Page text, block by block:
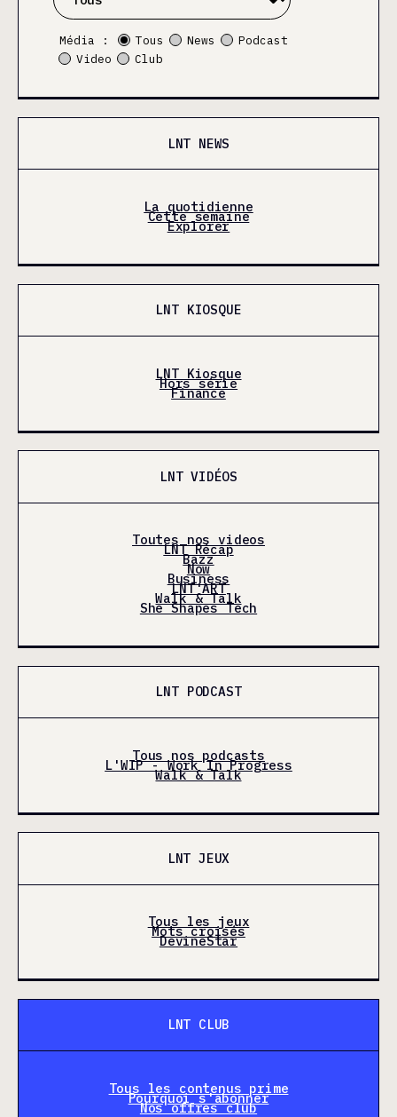
Média : Tous News
Podcast
Video
Club
LNT NEWS
La quotidienne
Cette semaine
Explorer
LNT KIOSQUE
LNT Kiosque
Hors série
Finance
LNT VIDÉOS
Toutes nos videos
LNT Récap
Bazz
Now
Business
LNT'ART
Walk & Talk
She Shapes Tech
LNT PODCAST
Tous nos podcasts
L'WIP - Work In Progress
Walk & Talk
LNT JEUX
Tous les jeux
Mots croisés
DevineStar
LNT CLUB
Tous les contenus prime
Pourquoi s'abonner
Nos offres club